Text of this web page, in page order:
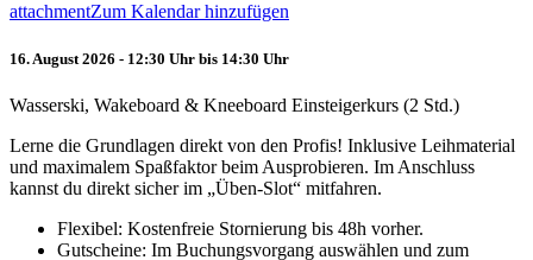
attachmentZum Kalendar hinzufügen
16. August 2026 - 12:30 Uhr bis 14:30 Uhr
Wasserski, Wakeboard & Kneeboard Einsteigerkurs (2 Std.)
Lerne die Grundlagen direkt von den Profis! Inklusive Leihmaterial
und maximalem Spaßfaktor beim Ausprobieren. Im Anschluss
kannst du direkt sicher im „Üben-Slot“ mitfahren.
Flexibel: Kostenfreie Stornierung bis 48h vorher.
Gutscheine: Im Buchungsvorgang auswählen und zum